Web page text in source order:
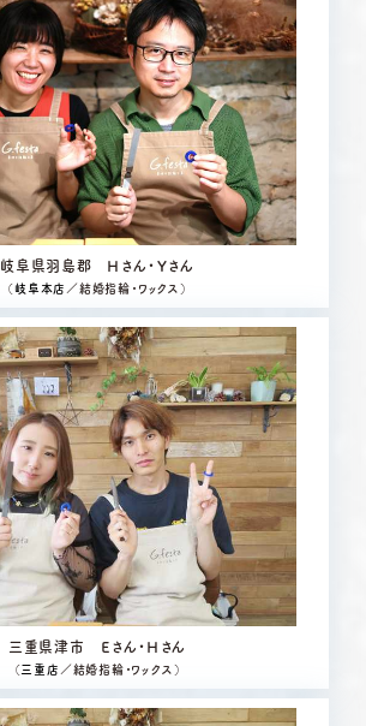
岐阜県羽島郡 Ｈさん・Ｙさん
（岐阜本店 ／結婚指輪・ワックス）
三重県津市 Ｅさん・Ｈさん
（三重店 ／結婚指輪・ワックス）